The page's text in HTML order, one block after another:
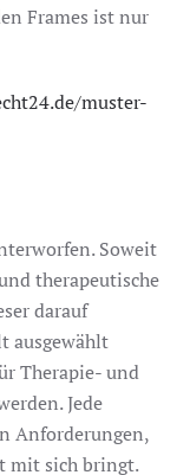
Frames ist nur
muster-
Soweit
therapeutische
darauf
ausgewählt
Therapie- und
Jede
Anforderungen,
mit sich bringt.